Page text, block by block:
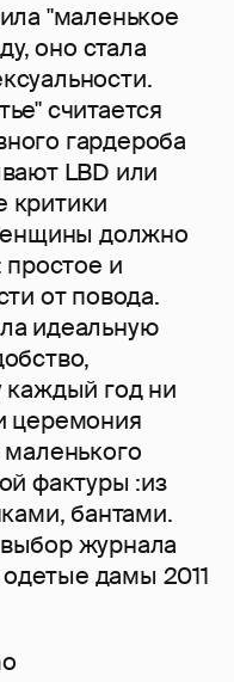
"маленькое
оно стала
считается
гардероба
LBD или
критики
должно
простое и
от повода.
идеальную
каждый год ни
церемония
фактуры :из
бантами.
журнала
дамы 2011